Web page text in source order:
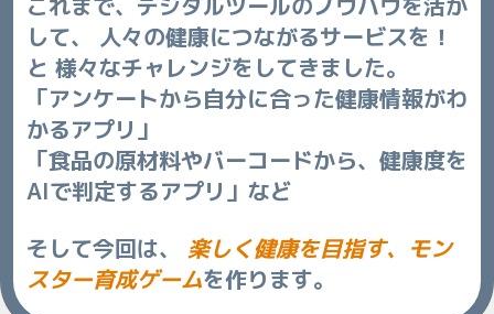
して、
人々の健康につながるサービスを！
と 様々なチャレンジをしてきました。
「アンケートから自分に合った健康情報がわ
かるアプリ」
「食品の原材料やバーコードから、健康度を
AIで判定するアプリ」など
そして今回は、
楽しく健康を目指す、モン
スター育成ゲームを作ります。